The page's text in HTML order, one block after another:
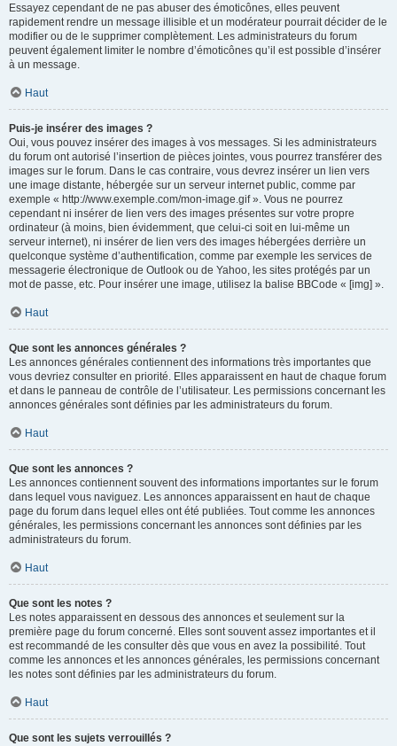
Essayez cependant de ne pas abuser des émoticônes, elles peuvent
rapidement rendre un message illisible et un modérateur pourrait décider de le
modifier ou de le supprimer complètement. Les administrateurs du forum
peuvent également limiter le nombre d’émoticônes qu’il est possible d’insérer
à un message.
Haut
Puis-je insérer des images ?
Oui, vous pouvez insérer des images à vos messages. Si les administrateurs
du forum ont autorisé l’insertion de pièces jointes, vous pourrez transférer des
images sur le forum. Dans le cas contraire, vous devrez insérer un lien vers
une image distante, hébergée sur un serveur internet public, comme par
exemple « http://www.exemple.com/mon-image.gif ». Vous ne pourrez
cependant ni insérer de lien vers des images présentes sur votre propre
ordinateur (à moins, bien évidemment, que celui-ci soit en lui-même un
serveur internet), ni insérer de lien vers des images hébergées derrière un
quelconque système d’authentification, comme par exemple les services de
messagerie électronique de Outlook ou de Yahoo, les sites protégés par un
mot de passe, etc. Pour insérer une image, utilisez la balise BBCode « [img] ».
Haut
Que sont les annonces générales ?
Les annonces générales contiennent des informations très importantes que
vous devriez consulter en priorité. Elles apparaissent en haut de chaque forum
et dans le panneau de contrôle de l’utilisateur. Les permissions concernant les
annonces générales sont définies par les administrateurs du forum.
Haut
Que sont les annonces ?
Les annonces contiennent souvent des informations importantes sur le forum
dans lequel vous naviguez. Les annonces apparaissent en haut de chaque
page du forum dans lequel elles ont été publiées. Tout comme les annonces
générales, les permissions concernant les annonces sont définies par les
administrateurs du forum.
Haut
Que sont les notes ?
Les notes apparaissent en dessous des annonces et seulement sur la
première page du forum concerné. Elles sont souvent assez importantes et il
est recommandé de les consulter dès que vous en avez la possibilité. Tout
comme les annonces et les annonces générales, les permissions concernant
les notes sont définies par les administrateurs du forum.
Haut
Que sont les sujets verrouillés ?